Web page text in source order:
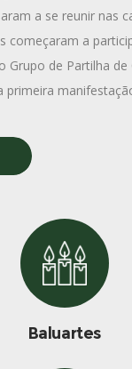
a se reunir nas
começaram a
Grupo de Partilha de
primeira
Baluartes